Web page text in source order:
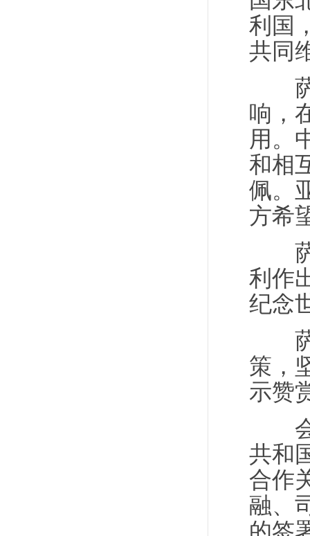
利国
共同
萨
响，
用。
和相
佩。
方希
萨
利作
纪念
萨
策，
示赞
会
共和
合作
融、